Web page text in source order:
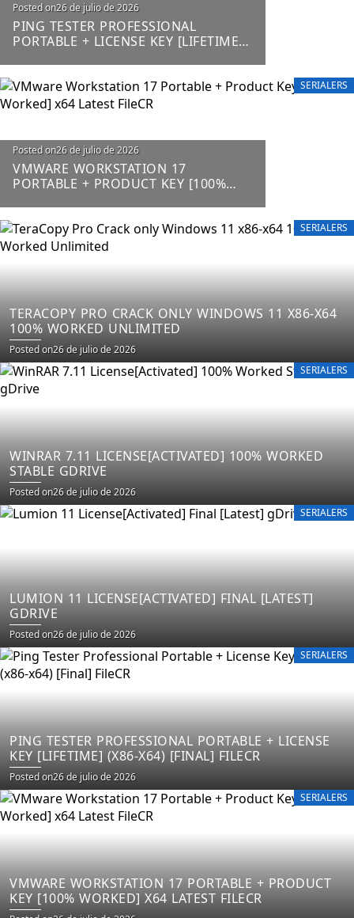
Posted on26 de julio de 2026
PING TESTER PROFESSIONAL
PORTABLE + LICENSE KEY [LIFETIME]
SERIALERS
Posted on26 de julio de 2026
VMWARE WORKSTATION 17
PORTABLE + PRODUCT KEY [100%
SERIALERS
TERACOPY PRO CRACK ONLY WINDOWS 11 X86-X64
100% WORKED UNLIMITED
Posted on26 de julio de 2026
SERIALERS
WINRAR 7.11 LICENSE[ACTIVATED] 100% WORKED
STABLE GDRIVE
Posted on26 de julio de 2026
SERIALERS
LUMION 11 LICENSE[ACTIVATED] FINAL [LATEST]
GDRIVE
Posted on26 de julio de 2026
SERIALERS
PING TESTER PROFESSIONAL PORTABLE + LICENSE
KEY [LIFETIME] (X86-X64) [FINAL] FILECR
Posted on26 de julio de 2026
SERIALERS
VMWARE WORKSTATION 17 PORTABLE + PRODUCT
KEY [100% WORKED] X64 LATEST FILECR